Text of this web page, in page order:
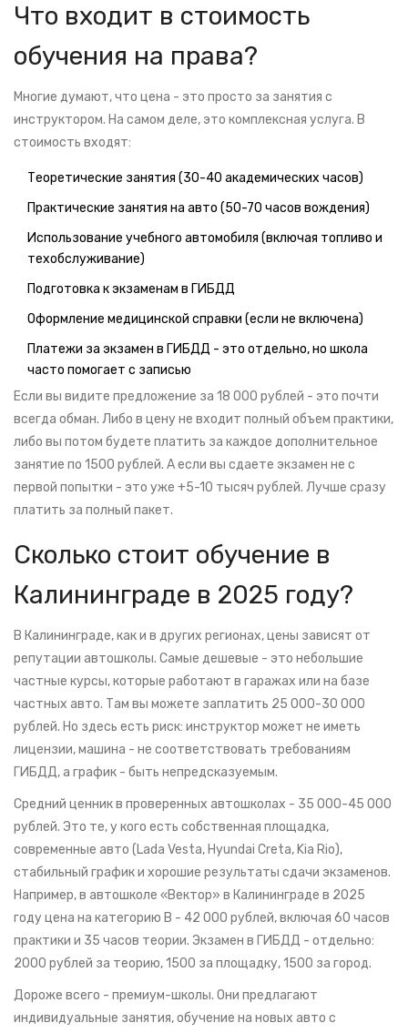
Что входит в стоимость
обучения на права?
Многие думают, что цена - это просто за занятия с
инструктором. На самом деле, это комплексная услуга. В
стоимость входят:
Теоретические занятия (30-40 академических часов)
Практические занятия на авто (50-70 часов вождения)
Использование учебного автомобиля (включая топливо и
техобслуживание)
Подготовка к экзаменам в ГИБДД
Оформление медицинской справки (если не включена)
Платежи за экзамен в ГИБДД - это отдельно, но школа
часто помогает с записью
Если вы видите предложение за 18 000 рублей - это почти
всегда обман. Либо в цену не входит полный объем практики,
либо вы потом будете платить за каждое дополнительное
занятие по 1500 рублей. А если вы сдаете экзамен не с
первой попытки - это уже +5-10 тысяч рублей. Лучше сразу
платить за полный пакет.
Сколько стоит обучение в
Калининграде в 2025 году?
В Калининграде, как и в других регионах, цены зависят от
репутации автошколы. Самые дешевые - это небольшие
частные курсы, которые работают в гаражах или на базе
частных авто. Там вы можете заплатить 25 000-30 000
рублей. Но здесь есть риск: инструктор может не иметь
лицензии, машина - не соответствовать требованиям
ГИБДД, а график - быть непредсказуемым.
Средний ценник в проверенных автошколах - 35 000-45 000
рублей. Это те, у кого есть собственная площадка,
современные авто (Lada Vesta, Hyundai Creta, Kia Rio),
стабильный график и хорошие результаты сдачи экзаменов.
Например, в автошколе «Вектор» в Калининграде в 2025
году цена на категорию B - 42 000 рублей, включая 60 часов
практики и 35 часов теории. Экзамен в ГИБДД - отдельно:
2000 рублей за теорию, 1500 за площадку, 1500 за город.
Дороже всего - премиум-школы. Они предлагают
индивидуальные занятия, обучение на новых авто с